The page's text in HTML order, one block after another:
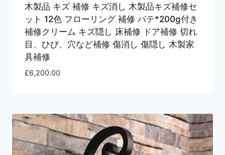
木製品 キズ 補修 キズ消し 木製品キズ補修セ
ット 12色 フローリング 補修 パテ*200g付き
補修クリーム キズ隠し 床補修 ドア補修 切れ
目、ひび、穴など補修 傷消し 傷隠し 木製家
具補修
£6,200.00